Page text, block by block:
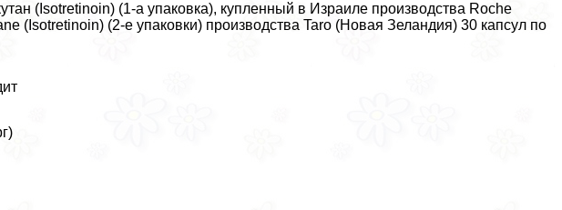
(Isotretinoin) (1-а упаковка), купленный в Израиле производства Roche
(Isotretinoin) (2-е упаковки) производства Taro (Новая Зеландия) 30 капсул по